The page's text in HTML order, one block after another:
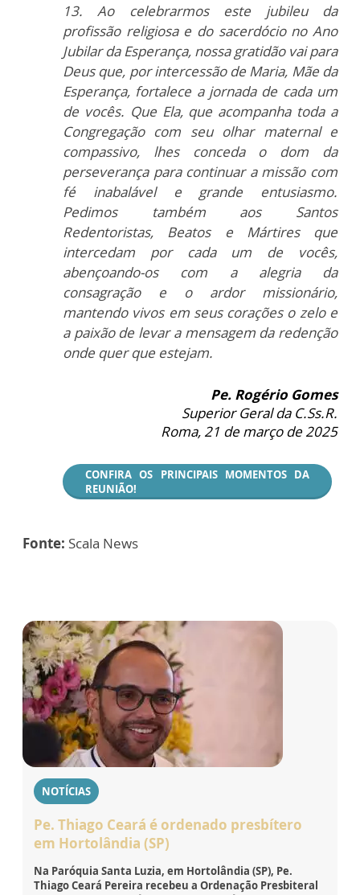
13. Ao celebrarmos este jubileu da
profissão religiosa e do sacerdócio no Ano
Jubilar da Esperança, nossa gratidão vai para
Deus que, por intercessão de Maria, Mãe da
Esperança, fortalece a jornada de cada um
de vocês. Que Ela, que acompanha toda a
Congregação com seu olhar maternal e
compassivo, lhes conceda o dom da
perseverança para continuar a missão com
fé inabalável e grande entusiasmo.
Pedimos também aos Santos
Redentoristas, Beatos e Mártires que
intercedam por cada um de vocês,
abençoando-os com a alegria da
consagração e o ardor missionário,
mantendo vivos em seus corações o zelo e
a paixão de levar a mensagem da redenção
onde quer que estejam.
Pe. Rogério Gomes
Superior Geral da C.Ss.R.
Roma, 21 de março de 2025
CONFIRA OS PRINCIPAIS MOMENTOS DA
REUNIÃO!
Fonte: Scala News
NOTÍCIAS
Pe. Thiago Ceará é ordenado presbítero
em Hortolândia (SP)
Na Paróquia Santa Luzia, em Hortolândia (SP), Pe.
Thiago Ceará Pereira recebeu a Ordenação Presbiteral